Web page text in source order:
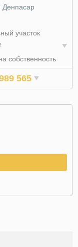
участок
собственность
565